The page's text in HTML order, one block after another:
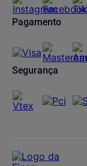
Pagamento
Segurança